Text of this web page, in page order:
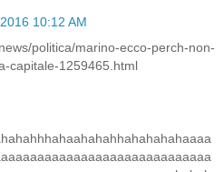
10:12 AM
politica/marino-ecco-perch-non-
capitale-1259465.html